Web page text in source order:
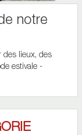
notre
des lieux, des
estivale -